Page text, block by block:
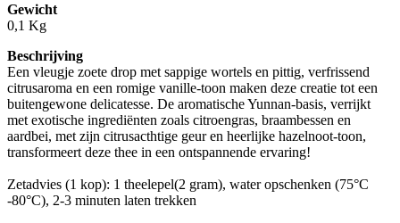
Gewicht
0,1 Kg
Beschrijving
Een vleugje zoete drop met sappige wortels en pittig, verfrissend
citrusaroma en een romige vanille-toon maken deze creatie tot een
buitengewone delicatesse. De aromatische Yunnan-basis, verrijkt
met exotische ingrediënten zoals citroengras, braambessen en
aardbei, met zijn citrusacthtige geur en heerlijke hazelnoot-toon,
transformeert deze thee in een ontspannende ervaring!
Zetadvies (1 kop): 1 theelepel(2 gram), water opschenken (75°C
-80°C), 2-3 minuten laten trekken